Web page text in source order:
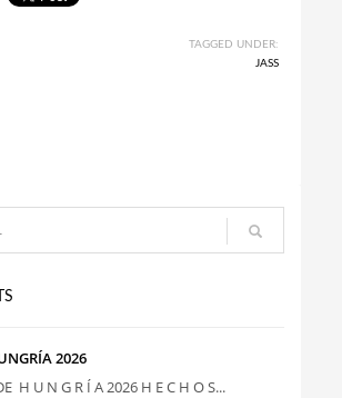
TAGGED UNDER:
JASS
2026
H U N G R Í A 2026 H E C H O S...